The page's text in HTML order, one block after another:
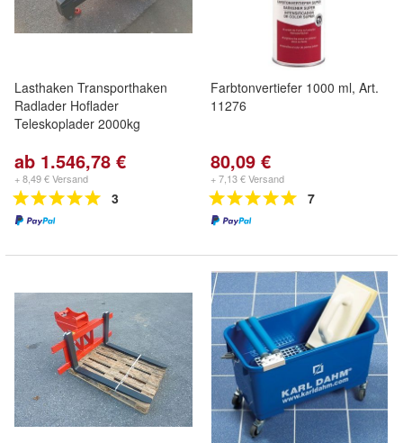
Lasthaken Transporthaken
Radlader Hoflader
Teleskoplader 2000kg
ab 1.546,78 €
+ 8,49 € Versand
3
Farbtonvertiefer 1000 ml, Art.
11276
80,09 €
+ 7,13 € Versand
7